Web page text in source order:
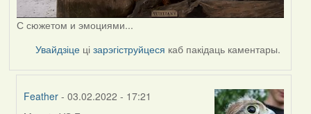
С сюжетом и эмоциями...
Увайдзіце цізарэгіструйцеся каб пакідаць каментары.
Feather - 03.02.2022 - 17:21